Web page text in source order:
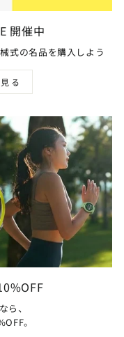
開催中
式の名品を購入しよう
る
ら、
。